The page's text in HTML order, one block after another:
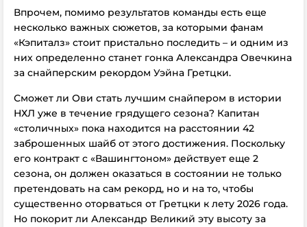
Впрочем, помимо результатов команды есть еще
несколько важных сюжетов, за которыми фанам
«Кэпиталз» стоит пристально последить – и одним из
них определенно станет гонка Александра Овечкина
за снайперским рекордом Уэйна Гретцки.
Сможет ли Ови стать лучшим снайпером в истории
НХЛ уже в течение грядущего сезона? Капитан
«столичных» пока находится на расстоянии 42
заброшенных шайб от этого достижения. Поскольку
его контракт с «Вашингтоном» действует еще 2
сезона, он должен оказаться в состоянии не только
претендовать на сам рекорд, но и на то, чтобы
существенно оторваться от Гретцки к лету 2026 года.
Но покорит ли Александр Великий эту высоту за